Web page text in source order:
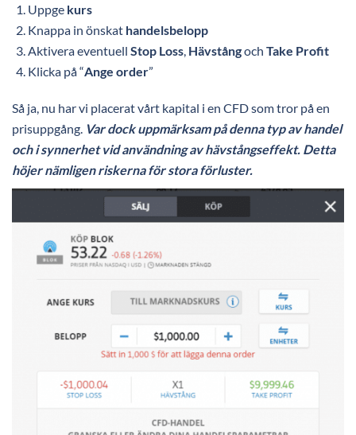
Uppge kurs
Knappa in önskat handelsbelopp
Aktivera eventuell Stop Loss Hävstångoch Take Profit
Klicka på “Ange order”
Så ja, nu har vi placerat vårt kapital i en CFD som tror på en
prisuppgång. Var dock uppmärksam på denna typ av handel
och i synnerhet vid användning av hävstångseffekt. Detta
höjer nämligen riskerna för stora förluster.